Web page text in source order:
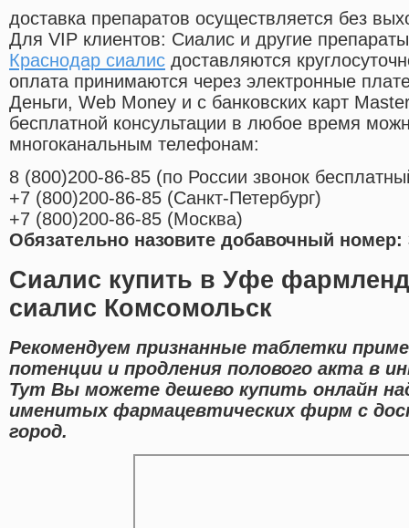
доставка препаратов осуществляется без
Для VIP клиентов: Сиалис и другие
Краснодар сиалис доставляются
оплата принимаются через электронные
Деньги, Web Money и с банковских карт
бесплатной консультации в любое время
многоканальным телефонам:
8 (800)200-86-85 (по России звонок
+7 (800)200-86-85 (Санкт-Петербург)
+7 (800)200-86-85 (Москва)
Обязательно назовите добавочный номер:
Сиалис купить в Уфе
сиалис Комсомольск
Рекомендуем признанные таблетки
потенции и продления полового акта в
Тут Вы можете дешево купить онлайн
именитых фармацевтических фирм с
город.